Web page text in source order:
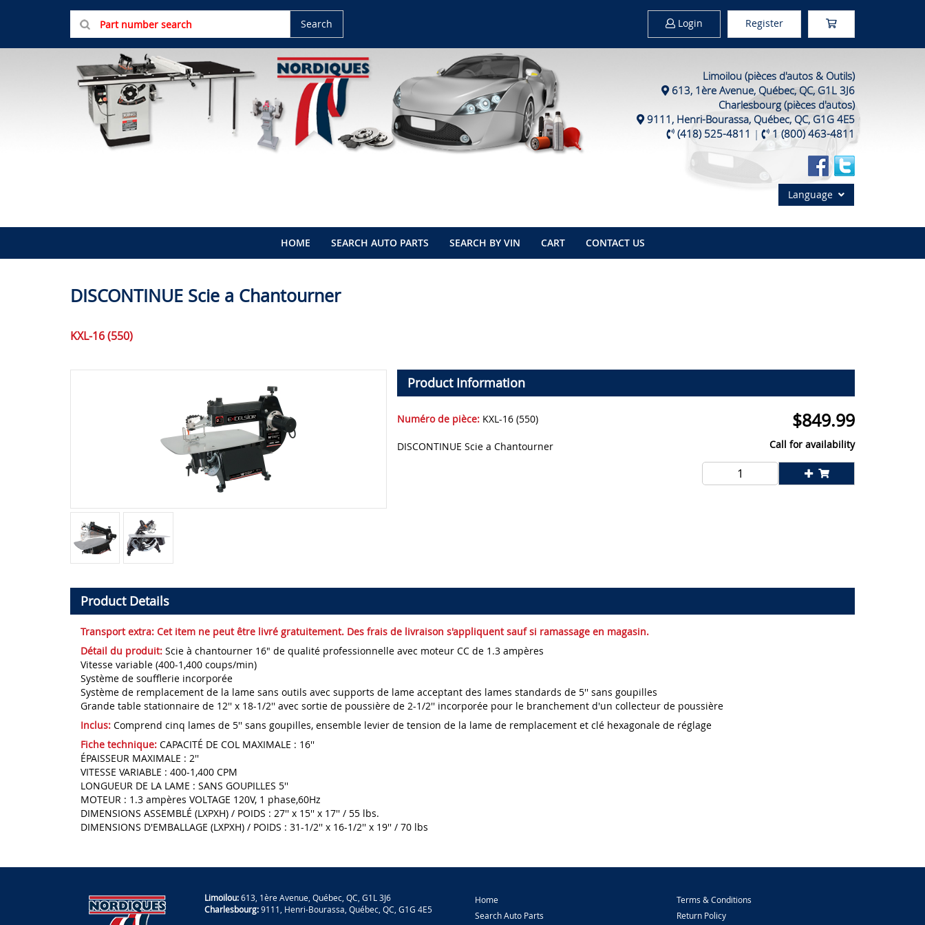
Search Login Register
Limoilou (pièces d'autos & Outils)
613, 1ère Avenue, Québec, QC, G1L 3J6
Charlesbourg (pièces d'autos)
9111, Henri-Bourassa, Québec, QC, G1G 4E5
(418) 525-4811 | 1 (800) 463-4811
Language
HOME SEARCH AUTO PARTS SEARCH BY VIN CART CONTACT US
DISCONTINUE Scie a Chantourner
KXL-16 (550)
Product Information
Numéro de pièce: KXL-16 (550)
DISCONTINUE Scie a Chantourner
$849.99
Call for availability
Product Details
Transport extra: Cet item ne peut être livré gratuitement. Des frais de livraison s'appliquent sauf si ramassage en magasin.
Détail du produit: Scie à chantourner 16" de qualité professionnelle avec moteur CC de 1.3 ampères
Vitesse variable (400-1,400 coups/min)
Système de soufflerie incorporée
Système de remplacement de la lame sans outils avec supports de lame acceptant des lames standards de 5'' sans goupilles
Grande table stationnaire de 12'' x 18-1/2'' avec sortie de poussière de 2-1/2'' incorporée pour le branchement d'un collecteur de poussière
Inclus: Comprend cinq lames de 5'' sans goupilles, ensemble levier de tension de la lame de remplacement et clé hexagonale de réglage
Fiche technique: CAPACITÉ DE COL MAXIMALE : 16''
ÉPAISSEUR MAXIMALE : 2''
VITESSE VARIABLE : 400-1,400 CPM
LONGUEUR DE LA LAME : SANS GOUPILLES 5''
MOTEUR : 1.3 ampères VOLTAGE 120V, 1 phase,60Hz
DIMENSIONS ASSEMBLÉ (LXPXH) / POIDS : 27'' x 15'' x 17'' / 55 lbs.
DIMENSIONS D'EMBALLAGE (LXPXH) / POIDS : 31-1/2'' x 16-1/2'' x 19'' / 70 lbs
Limoilou:613, 1ère Avenue, Québec, QC, G1L 3J6
Charlesbourg:9111, Henri-Bourassa, Québec, QC, G1G 4E5
Home
Search Auto Parts
Terms & Conditions
Return Policy